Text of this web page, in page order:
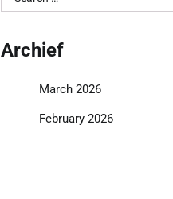
for:
Archief
March 2026
February 2026